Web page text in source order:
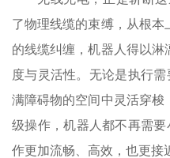
了物理线缆的束缚，从根
的线缆纠缠，机器人得以
度与灵活性。无论是执行
满障碍物的空间中灵活穿
级操作，机器人都不再需要
作更加流畅、高效，也更接